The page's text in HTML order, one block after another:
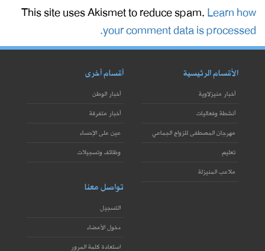
This site uses Akismet to reduce spam.Learn how
your comment data is processed.
الأقسام الرئيسية
أخبار منيزلاوية
أنشطة وفعاليات
مهرجان المصطفى للزواج الجماعي
تعليم
ملاعب المنيزلة
أقسام أخرى
أخبار الوطن
أخبار متفرقة
عين على الإحساء
وظائف وتسجيلات
تواصل معنا
التسجيل
دخول الأعضاء
استعادة كلمة المرور